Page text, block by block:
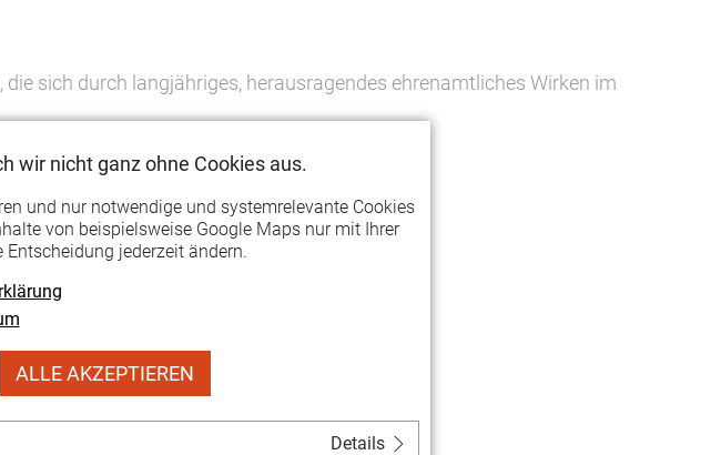
sich durch langjähriges, herausragendes ehrenamtliches Wirken im
oder über dasOnline-Formular.
wir nicht ganz ohne Cookies aus.
und nur notwendige und systemrelevante Cookies
von beispielsweise Google Maps nur mit Ihrer
jederzeit ändern.
ALLE AKZEPTIEREN
Details